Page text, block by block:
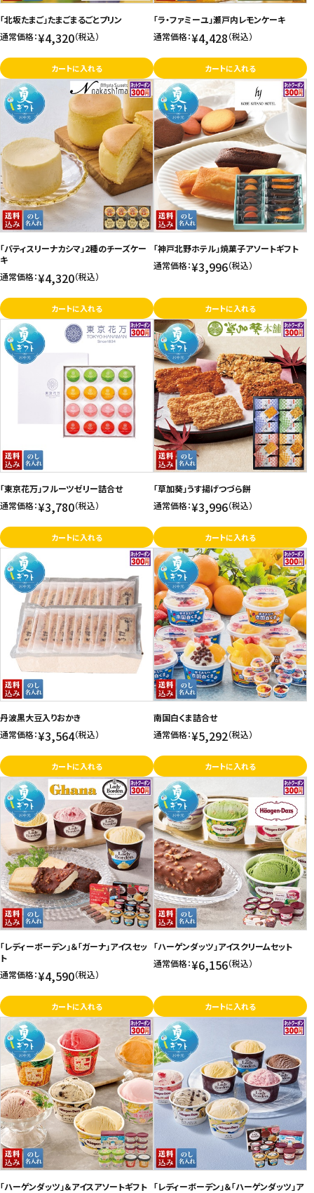
「北坂たまご」たまごまるごとプリン
通常価格：¥4,320（税込）
カートに入れる
「ラ・ファミーユ」瀬戸内レモンケーキ
通常価格：¥4,428（税込）
カートに入れる
「パティスリーナカシマ」2種のチーズケー
キ
通常価格：¥4,320（税込）
カートに入れる
「神戸北野ホテル」焼菓子アソートギフト
通常価格：¥3,996（税込）
カートに入れる
「東京花万」フルーツゼリー詰合せ
通常価格：¥3,780（税込）
カートに入れる
「草加葵」うす揚げつづら餅
通常価格：¥3,996（税込）
カートに入れる
丹波黒大豆入りおかき
通常価格：¥3,564（税込）
カートに入れる
南国白くま詰合せ
通常価格：¥5,292（税込）
カートに入れる
「レディーボーデン」＆「ガーナ」アイスセッ
ト
通常価格：¥4,590（税込）
カートに入れる
「ハーゲンダッツ」アイスクリームセット
通常価格：¥6,156（税込）
カートに入れる
「ハーゲンダッツ」＆アイスアソートギフト 「レディーボーデン」＆「ハーゲンダッツ」ア